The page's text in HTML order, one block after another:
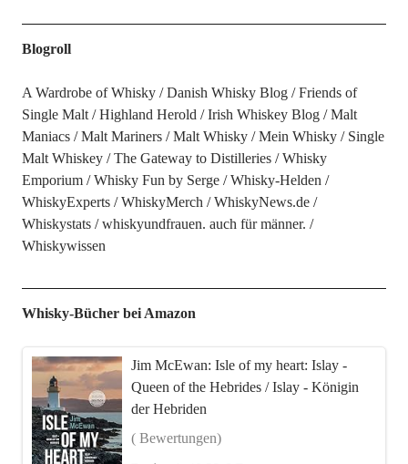
Blogroll
A Wardrobe of Whisky Danish Whisky Blog
Friends of
Single Malt
Highland Herold Irish Whiskey Blog
Malt
Maniacs
Malt Mariners Malt Whisky Mein Whisky
Single
Malt Whiskey
The Gateway to Distilleries
Whisky
Emporium
Whisky Fun by Serge
Whisky-Helden
WhiskyExperts
WhiskyMerch
WhiskyNews.de
Whiskystats
whiskyundfrauen. auch für männer.
Whiskywissen
Whisky-Bücher bei Amazon
Jim McEwan: Isle of my heart: Islay -
Queen of the Hebrides / Islay - Königin
der Hebriden
( Bewertungen)